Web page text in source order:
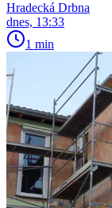
Hradecká Drbna
dnes, 13:33
1 min